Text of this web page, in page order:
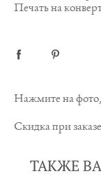
Печать на
Нажмите на фото,
Скидка при
ТАКЖЕ